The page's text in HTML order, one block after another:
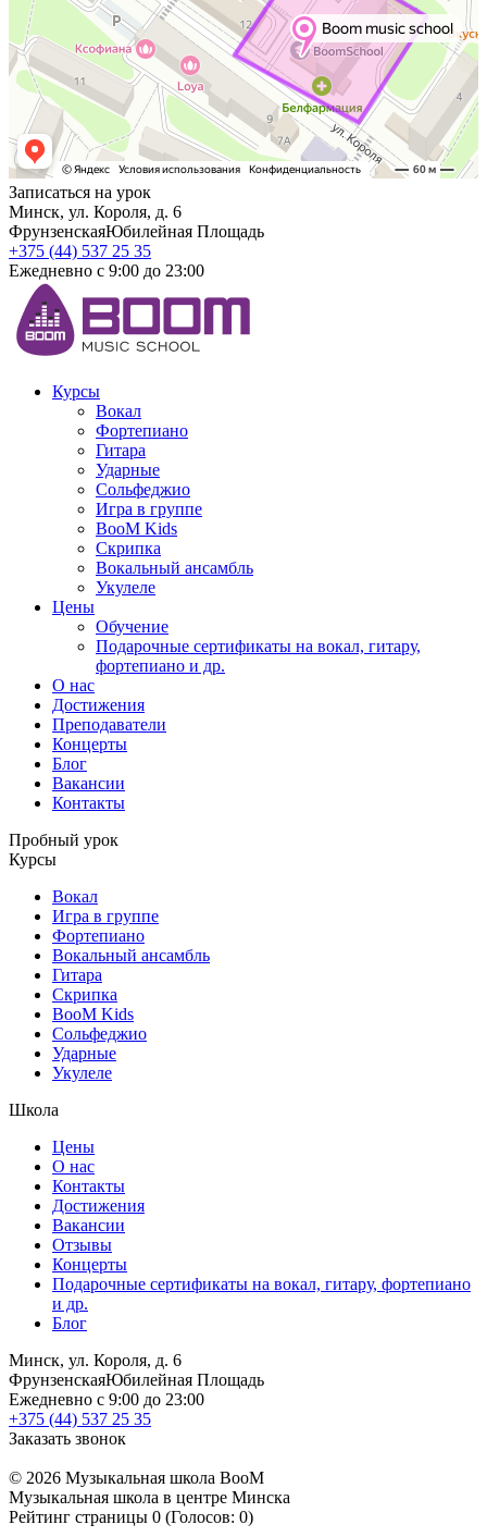
Записаться на урок
Минск, ул. Короля, д. 6
ФрунзенскаяЮбилейная Площадь
+375 (44) 537 25 35
Ежедневно с 9:00 до 23:00
Курсы
Вокал
Фортепиано
Гитара
Ударные
Сольфеджио
Игра в группе
BooM Kids
Скрипка
Вокальный ансамбль
Укулеле
Цены
Обучение
Подарочные сертификаты на вокал, гитару,
фортепиано и др.
О нас
Достижения
Преподаватели
Концерты
Блог
Вакансии
Контакты
Пробный урок
Курсы
Вокал
Игра в группе
Фортепиано
Вокальный ансамбль
Гитара
Скрипка
BooM Kids
Сольфеджио
Ударные
Укулеле
Школа
Цены
О нас
Контакты
Достижения
Вакансии
Отзывы
Концерты
Подарочные сертификаты на вокал, гитару, фортепиано
и др.
Блог
Минск, ул. Короля, д. 6
ФрунзенскаяЮбилейная Площадь
Ежедневно с 9:00 до 23:00
+375 (44) 537 25 35
Заказать звонок
© 2026 Музыкальная школа BooM
Музыкальная школа в центре Минска
Рейтинг страницы 0 (Голосов: 0)